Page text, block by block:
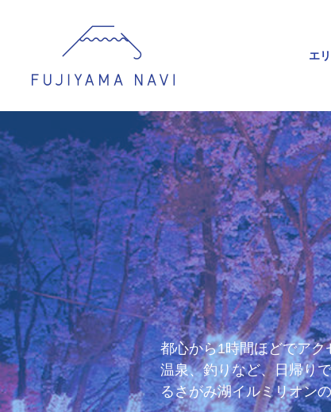
エ
都心から1時間ほどでア
温泉、釣りなど、日帰り
るさがみ湖イルミリオン